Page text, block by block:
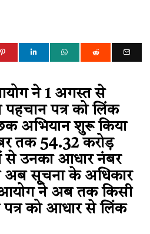
ने 1 अगस्त से
पत्र को लिंक
अभियान शुरू किया
तक 54.32 करोड़
से उनका आधार नंबर
अब सूचना के अधिकार
ने अब तक किसी
पत्र को आधार से लिंक